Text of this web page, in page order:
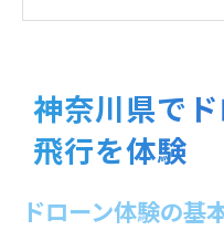
ドローン飛行
国土交通省基
飛行計画書テ
神奈川県で
飛行を体験
ドローン体験の基